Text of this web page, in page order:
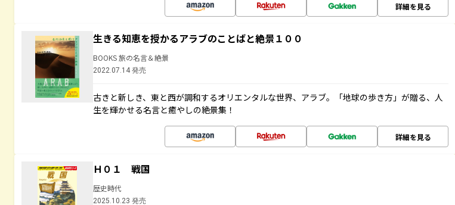
詳細を見る
生きる知恵を授かるアラブのことばと絶景１００
BOOKS 旅の名言＆絶景
2022.07.14 発売
古きと新しき、東と西が調和するオリエンタルな世界、アラブ。「地球の歩き方」が贈る、人
生を輝かせる名言と癒やしの絶景集！
詳細を見る
Ｈ０１ 戦国
歴史時代
2025.10.23 発売